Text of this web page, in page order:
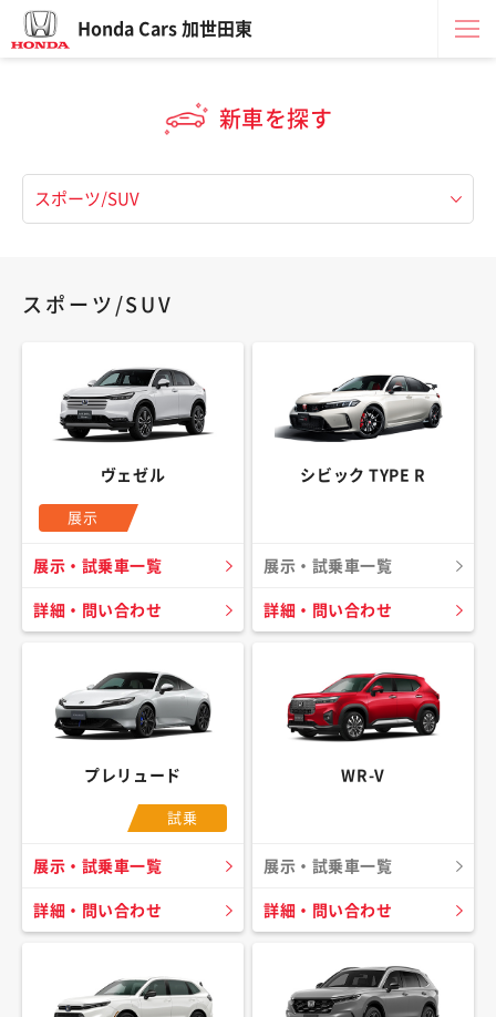
Honda Cars 加世田東
新車を探す
スポーツ/SUV
ヴェゼル
展示
展示・試乗車一覧
詳細・問い合わせ
シビック TYPE R
展示・試乗車一覧
詳細・問い合わせ
プレリュード
試乗
展示・試乗車一覧
詳細・問い合わせ
WR-V
展示・試乗車一覧
詳細・問い合わせ